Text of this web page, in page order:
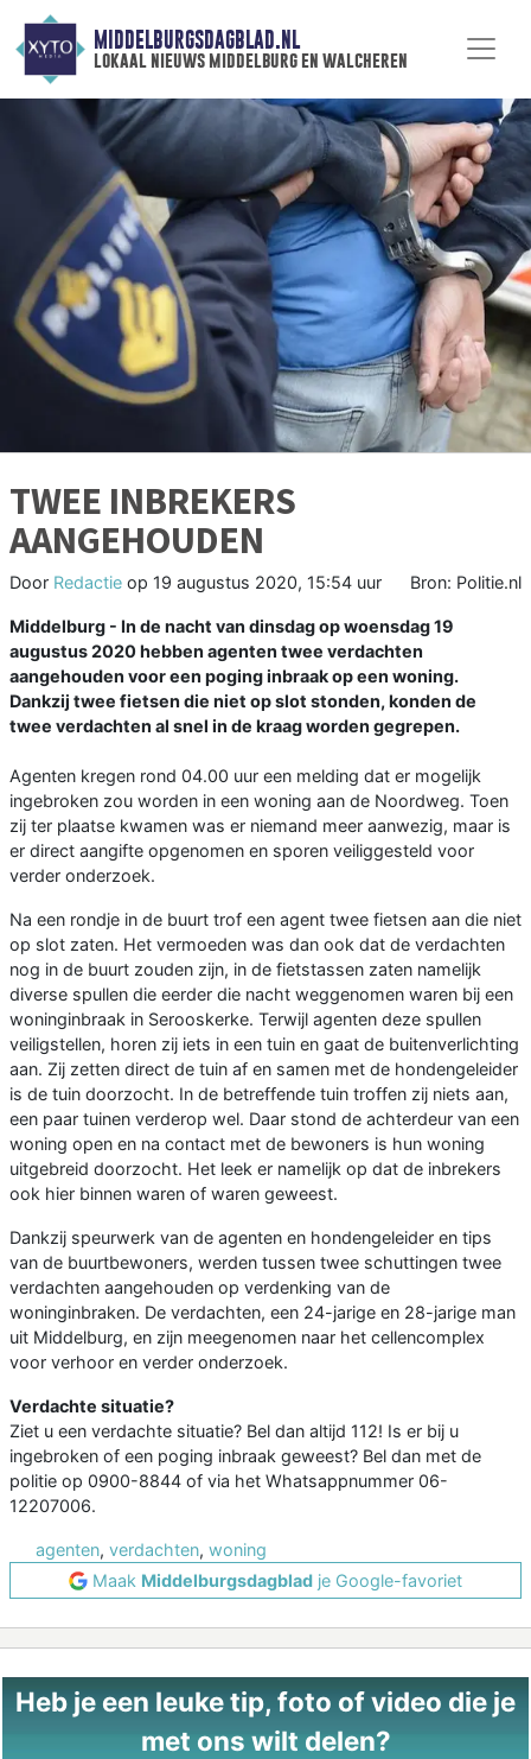
MIDDELBURGSDAGBLAD.NL
lokaal nieuws middelburg en walcheren
TWEE INBREKERS
AANGEHOUDEN
Door Redactie op 19 augustus 2020, 15:54 uur Bron: Politie.nl
Middelburg - In de nacht van dinsdag op woensdag 19
augustus 2020 hebben agenten twee verdachten
aangehouden voor een poging inbraak op een woning.
Dankzij twee fietsen die niet op slot stonden, konden de
twee verdachten al snel in de kraag worden gegrepen.
Agenten kregen rond 04.00 uur een melding dat er mogelijk
ingebroken zou worden in een woning aan de Noordweg. Toen
zij ter plaatse kwamen was er niemand meer aanwezig, maar is
er direct aangifte opgenomen en sporen veiliggesteld voor
verder onderzoek.
Na een rondje in de buurt trof een agent twee fietsen aan die niet
op slot zaten. Het vermoeden was dan ook dat de verdachten
nog in de buurt zouden zijn, in de fietstassen zaten namelijk
diverse spullen die eerder die nacht weggenomen waren bij een
woninginbraak in Serooskerke. Terwijl agenten deze spullen
veiligstellen, horen zij iets in een tuin en gaat de buitenverlichting
aan. Zij zetten direct de tuin af en samen met de hondengeleider
is de tuin doorzocht. In de betreffende tuin troffen zij niets aan,
een paar tuinen verderop wel. Daar stond de achterdeur van een
woning open en na contact met de bewoners is hun woning
uitgebreid doorzocht. Het leek er namelijk op dat de inbrekers
ook hier binnen waren of waren geweest.
Dankzij speurwerk van de agenten en hondengeleider en tips
van de buurtbewoners, werden tussen twee schuttingen twee
verdachten aangehouden op verdenking van de
woninginbraken. De verdachten, een 24-jarige en 28-jarige man
uit Middelburg, en zijn meegenomen naar het cellencomplex
voor verhoor en verder onderzoek.
Verdachte situatie?
Ziet u een verdachte situatie? Bel dan altijd 112! Is er bij u
ingebroken of een poging inbraak geweest? Bel dan met de
politie op 0900-8844 of via het Whatsappnummer 06-
12207006.
agenten, verdachten, woning
Maak Middelburgsdagblad je Google-favoriet
Heb je een leuke tip, foto of video die je
met ons wilt delen?